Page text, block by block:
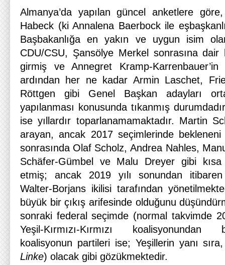
Almanya’da yapılan güncel anketlere
Habeck (ki Annalena Baerbock ile
Başbakanlığa en yakın ve uygun isim
CDU/CSU, Şansölye Merkel sonrasına
girmiş ve Annegret Kramp-Karrenbauer’in
ardından her ne kadar Armin Laschet,
Röttgen gibi Genel Başkan adayları
yapılanması konusunda tıkanmış
ise yıllardır toparlanamamaktadır. Martin
arayan, ancak 2017 seçimlerinde
sonrasında Olaf Scholz, Andrea Nahles,
Schäfer-Gümbel ve Malu Dreyer gibi kısa
etmiş; ancak 2019 yılı sonundan
Walter-Borjans ikilisi tarafından
büyük bir çıkış arifesinde olduğunu
sonraki federal seçimde (normal takvimde
Yeşil-Kırmızı-Kırmızı
koalisyonun partileri ise; Yeşillerin yanı
Linke) olacak gibi gözükmektedir.